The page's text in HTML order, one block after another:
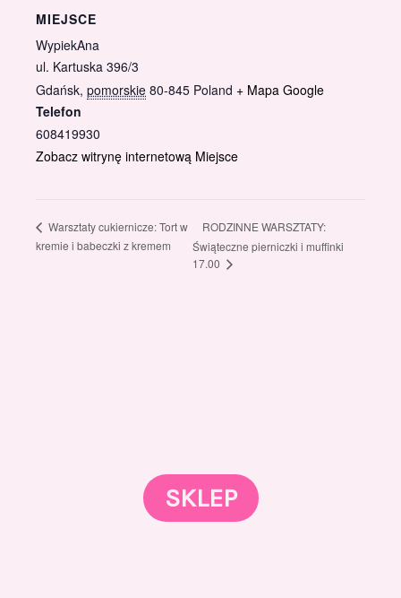
MIEJSCE
WypiekAna
ul. Kartuska 396/3
Gdańsk, pomorskie 80-845 Poland + Mapa Google
Telefon
608419930
Zobacz witrynę internetową Miejsce
Warsztaty cukiernicze: Tort w
kremie i babeczki z kremem
RODZINNE WARSZTATY:
Świąteczne pierniczki i muffinki
17.00
SKLEP